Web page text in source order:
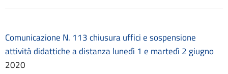
Bandi di gara e contratti
Burocrazia zero
Calendario scolastico
Comunicazione N. 113 chiusura uffici e sospensione
attività didattiche a distanza lunedì 1 e martedì 2 giugno
2020